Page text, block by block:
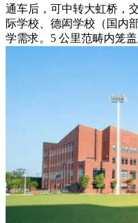
通车后，可中转大虹桥，
际学校、德闳学校（国内
学需求。5 公里范畴内笼